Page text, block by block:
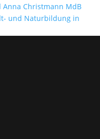
Christmann MdB
und Naturbildung in